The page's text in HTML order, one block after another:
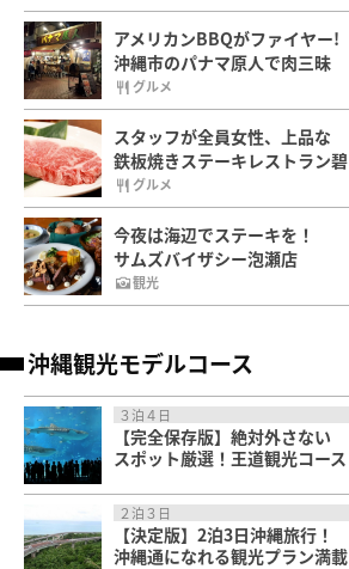
アメリカンBBQがファイヤー!
沖縄市のパナマ原人で肉三昧
グルメ
スタッフが全員女性、上品な
鉄板焼きステーキレストラン碧
グルメ
今夜は海辺でステーキを！
サムズバイザシー泡瀬店
観光
沖縄観光モデルコース
３泊４日
【完全保存版】絶対外さない
スポット厳選！王道観光コース
２泊３日
【決定版】2泊3日沖縄旅行！
沖縄通になれる観光プラン満載